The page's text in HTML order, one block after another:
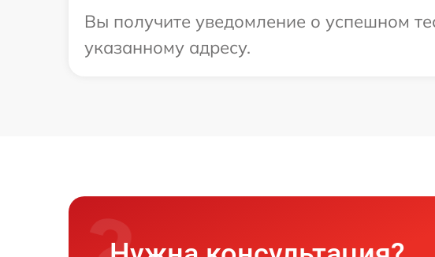
Вы получите уведомление о успешном
указанному адресу.